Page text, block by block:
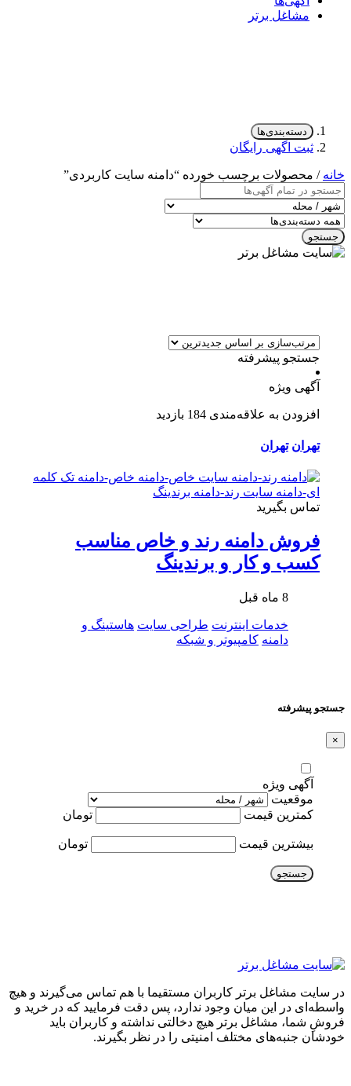
مشاغل برتر
دسته‌بندی‌ها
ثبت اگهی رایگان
خانه / محصولات برچسب خورده “دامنه سایت کاربردی”
جستجو
جستجو پیشرفته
آگهی ویژه
افزودن به علاقه‌مندی 184 بازدید
تهران تهران
تماس بگیرید
فروش دامنه رند و خاص مناسب
کسب و کار و برندینگ
8 ماه قبل
خدمات اینترنت طراحی سایت هاستینگ و
دامنه کامپیوتر و شبکه
جستجو پیشرفته
×
آگهی ویژه
موقعیت
کمترین قیمت
تومان
بیشترین قیمت تومان
جستجو
در سایت مشاغل برتر کاربران مستقیما با هم تماس می‌گیرند و هیچ
واسطه‌ای در این میان وجود ندارد، پس دقت فرمایید که در خرید و
فروشِ شما، مشاغل برتر هیچ دخالتی نداشته و کاربران باید
خودشان جنبه‌های مختلف امنیتی را در نظر بگیرند.